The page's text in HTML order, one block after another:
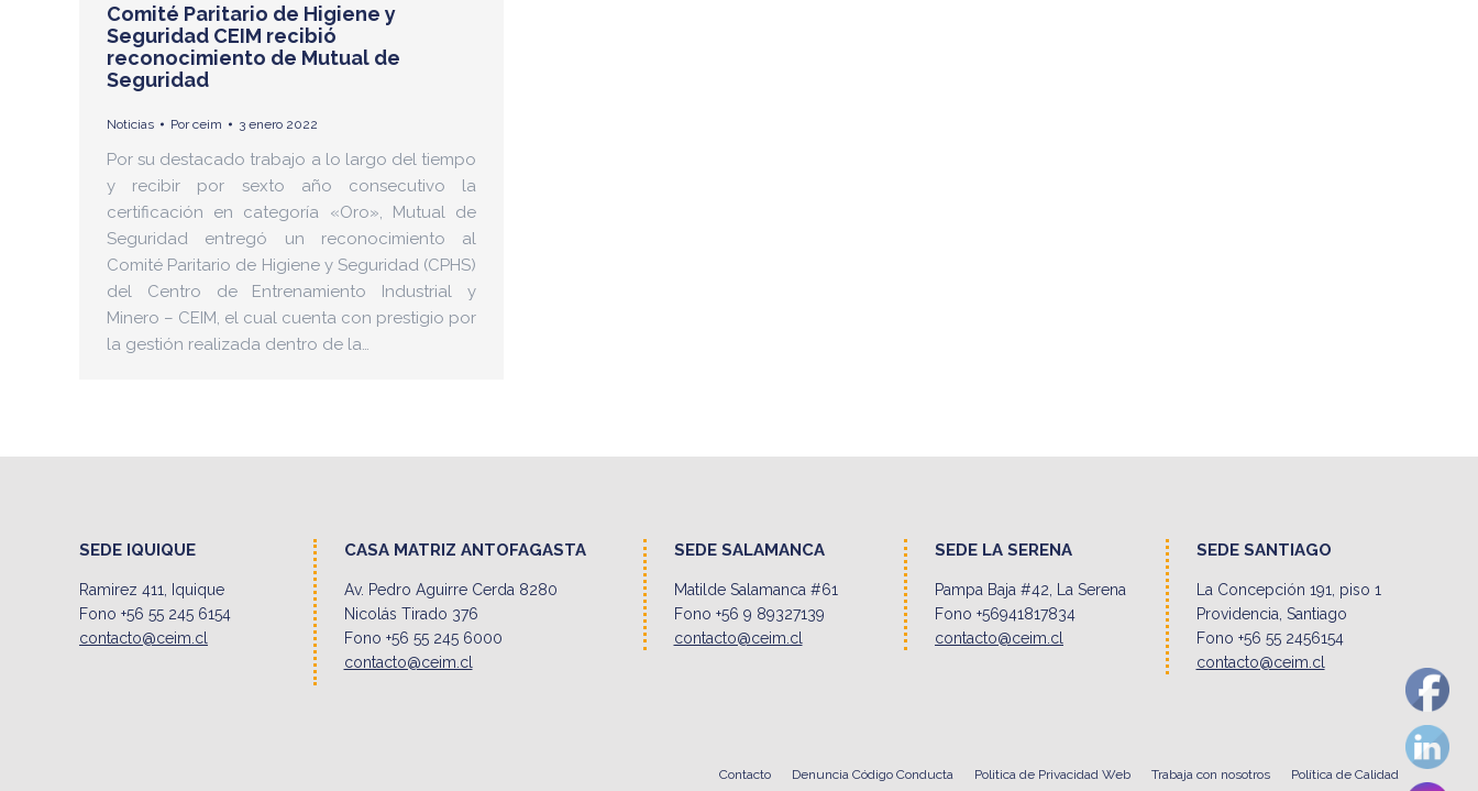
Comité Paritario de Higiene y
Seguridad CEIM recibió
reconocimiento de Mutual de
Seguridad
Noticias Porceim 3 enero 2022
Por su destacado trabajo a lo largo del tiempo
y recibir por sexto año consecutivo la
certificación en categoría «Oro», Mutual de
Seguridad entregó un reconocimiento al
Comité Paritario de Higiene y Seguridad (CPHS)
del Centro de Entrenamiento Industrial y
Minero – CEIM, el cual cuenta con prestigio por
la gestión realizada dentro de la…
SEDE IQUIQUE
Ramirez 411, Iquique
Fono +56 55 245 6154
contacto@ceim.cl
CASA MATRIZ ANTOFAGASTA
Av. Pedro Aguirre Cerda 8280
Nicolás Tirado 376
Fono +56 55 245 6000
contacto@ceim.cl
SEDE SALAMANCA
Matilde Salamanca #61
Fono +56 9 89327139
contacto@ceim.cl
SEDE LA SERENA
Pampa Baja #42, La Serena
Fono +56941817834
contacto@ceim.cl
SEDE SANTIAGO
La Concepción 191, piso 1
Providencia, Santiago
Fono +56 55 2456154
contacto@ceim.cl
Contacto Denuncia Código Conducta Politica de Privacidad Web Trabaja con nosotros Política de Calidad